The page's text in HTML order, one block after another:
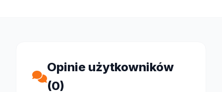
Opinie użytkowników
(0)